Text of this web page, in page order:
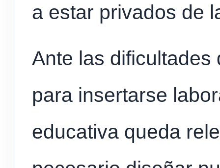
a estar privados de
Ante las dificultades
para insertarse
educativa queda